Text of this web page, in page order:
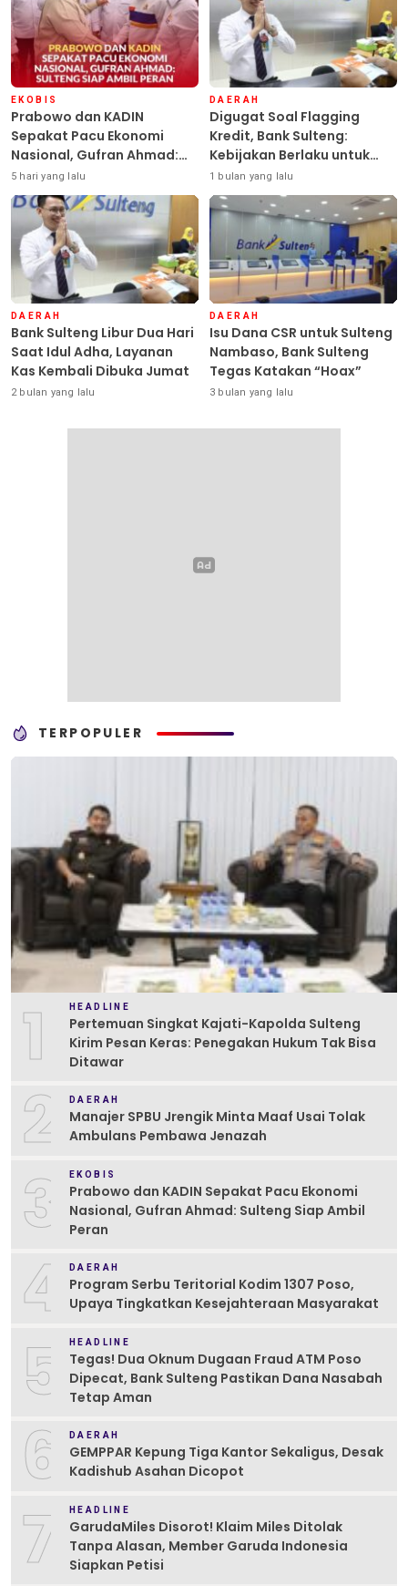
EKOBIS
Prabowo dan KADIN
Sepakat Pacu Ekonomi
Nasional, Gufran Ahmad:
Sulteng Siap Ambil Peran
5 hari yang lalu
DAERAH
Digugat Soal Flagging
Kredit, Bank Sulteng:
Kebijakan Berlaku untuk
Seluruh Debitur ASN
1 bulan yang lalu
DAERAH
Bank Sulteng Libur Dua Hari
Saat Idul Adha, Layanan
Kas Kembali Dibuka Jumat
2 bulan yang lalu
DAERAH
Isu Dana CSR untuk Sulteng
Nambaso, Bank Sulteng
Tegas Katakan “Hoax”
3 bulan yang lalu
TERPOPULER
1 HEADLINE
Pertemuan Singkat Kajati-Kapolda Sulteng
Kirim Pesan Keras: Penegakan Hukum Tak Bisa
Ditawar
2 DAERAH
Manajer SPBU Jrengik Minta Maaf Usai Tolak
Ambulans Pembawa Jenazah
3 EKOBIS
Prabowo dan KADIN Sepakat Pacu Ekonomi
Nasional, Gufran Ahmad: Sulteng Siap Ambil
Peran
4 DAERAH
Program Serbu Teritorial Kodim 1307 Poso,
Upaya Tingkatkan Kesejahteraan Masyarakat
5 HEADLINE
Tegas! Dua Oknum Dugaan Fraud ATM Poso
Dipecat, Bank Sulteng Pastikan Dana Nasabah
Tetap Aman
6 DAERAH
GEMPPAR Kepung Tiga Kantor Sekaligus, Desak
Kadishub Asahan Dicopot
7 HEADLINE
GarudaMiles Disorot! Klaim Miles Ditolak
Tanpa Alasan, Member Garuda Indonesia
Siapkan Petisi